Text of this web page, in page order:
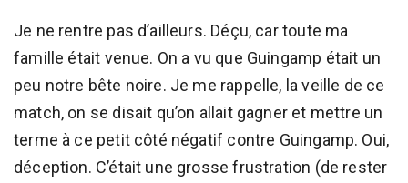
Je ne rentre pas d’ailleurs. Déçu, car toute ma
famille était venue. On a vu que Guingamp était un
peu notre bête noire. Je me rappelle, la veille de ce
match, on se disait qu’on allait gagner et mettre un
terme à ce petit côté négatif contre Guingamp. Oui,
déception. C’était une grosse frustration (de rester